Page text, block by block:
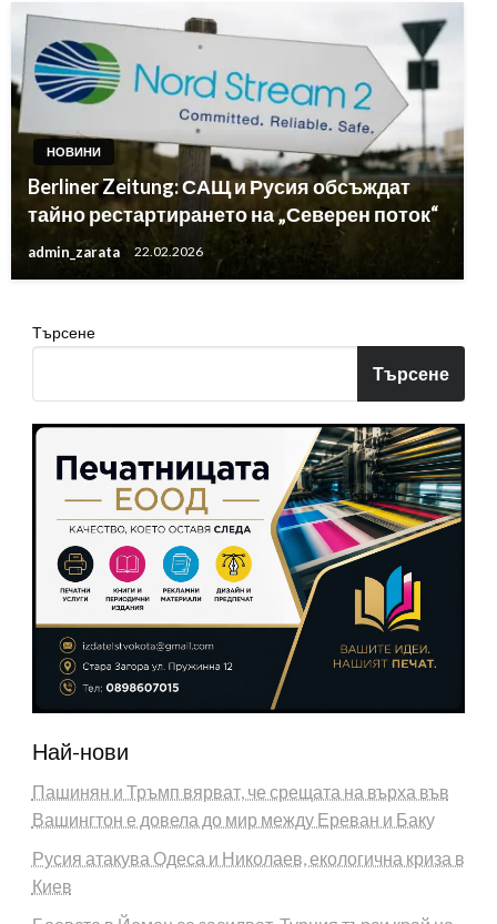
НОВИНИ
Berliner Zeitung: САЩ и Русия обсъждат
тайно рестартирането на „Северен поток“
admin_zarata 22.02.2026
Търсене
Търсене
Най-нови
Пашинян и Тръмп вярват, че срещата на върха във
Вашингтон е довела до мир между Ереван и Баку
Русия атакува Одеса и Николаев, екологична криза в
Киев